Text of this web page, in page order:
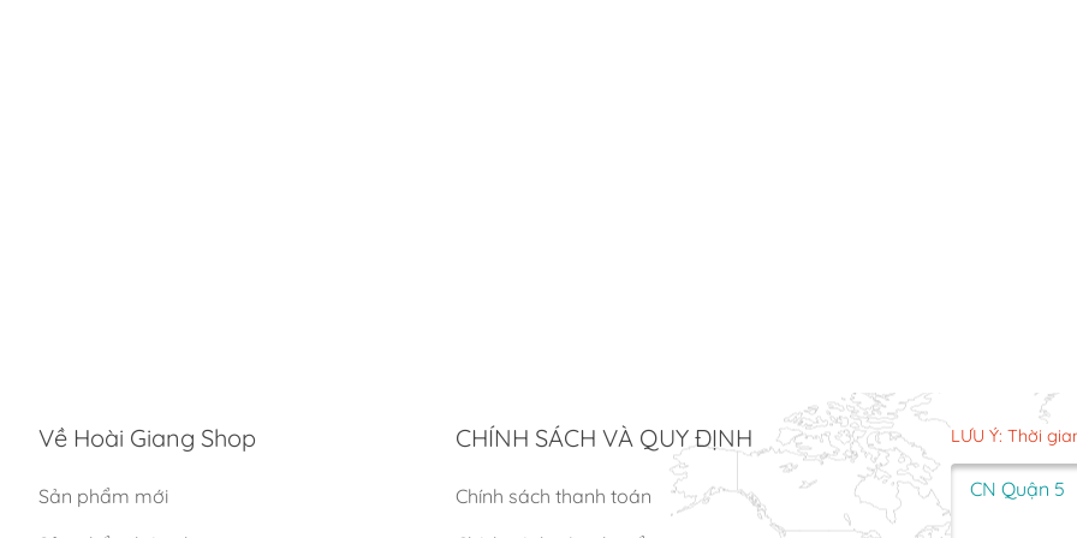
Về Hoài Giang Shop
Sản phẩm mới
CHÍNH SÁCH VÀ QUY ĐỊNH
Chính sách thanh toán
LƯU Ý: Thời
CN Quận 5